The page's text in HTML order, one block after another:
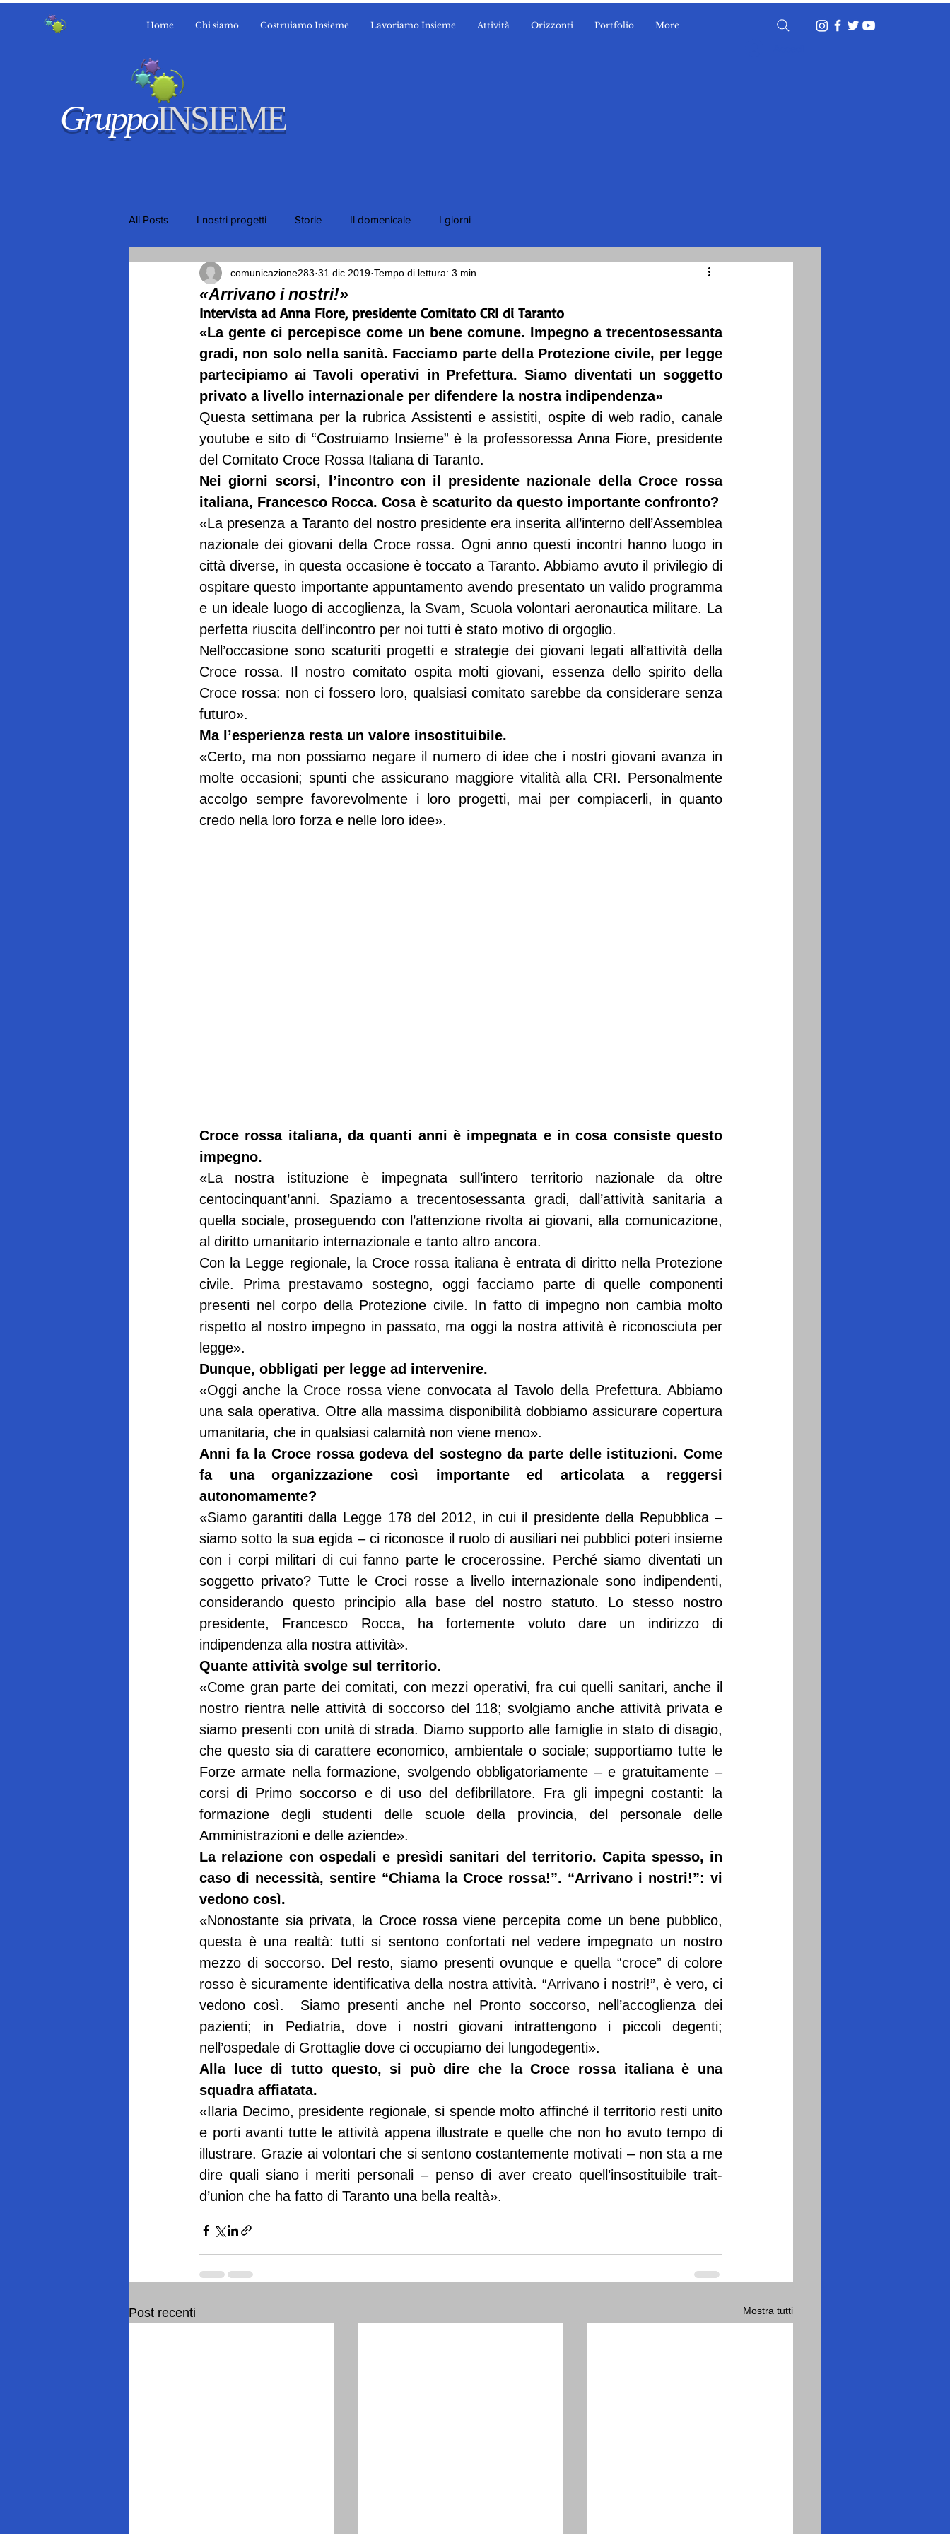
GruppoINSIEME
Home Chi siamo Costruiamo Insieme Lavoriamo Insieme Attività Orizzonti Portfolio More
All Posts I nostri progetti Storie Il domenicale I giorni
«Arrivano i nostri!»
comunicazione283 31 dic 2019 Tempo di lettura: 3 min
Intervista ad Anna Fiore, presidente Comitato CRI di Taranto
«La gente ci percepisce come un bene comune. Impegno a trecentosessanta
gradi, non solo nella sanità. Facciamo parte della Protezione civile, per legge
partecipiamo ai Tavoli operativi in Prefettura. Siamo diventati un soggetto
privato a livello internazionale per difendere la nostra indipendenza»
Questa settimana per la rubrica Assistenti e assistiti, ospite di web radio, canale
youtube e sito di “Costruiamo Insieme” è la professoressa Anna Fiore, presidente
del Comitato Croce Rossa Italiana di Taranto.
Nei giorni scorsi, l’incontro con il presidente nazionale della Croce rossa
italiana, Francesco Rocca. Cosa è scaturito da questo importante confronto?
«La presenza a Taranto del nostro presidente era inserita all’interno dell’Assemblea
nazionale dei giovani della Croce rossa. Ogni anno questi incontri hanno luogo in
città diverse, in questa occasione è toccato a Taranto. Abbiamo avuto il privilegio di
ospitare questo importante appuntamento avendo presentato un valido programma
e un ideale luogo di accoglienza, la Svam, Scuola volontari aeronautica militare. La
perfetta riuscita dell’incontro per noi tutti è stato motivo di orgoglio.
Nell’occasione sono scaturiti progetti e strategie dei giovani legati all’attività della
Croce rossa. Il nostro comitato ospita molti giovani, essenza dello spirito della
Croce rossa: non ci fossero loro, qualsiasi comitato sarebbe da considerare senza
futuro».
Ma l’esperienza resta un valore insostituibile.
«Certo, ma non possiamo negare il numero di idee che i nostri giovani avanza in
molte occasioni; spunti che assicurano maggiore vitalità alla CRI. Personalmente
accolgo sempre favorevolmente i loro progetti, mai per compiacerli, in quanto
credo nella loro forza e nelle loro idee».
Croce rossa italiana, da quanti anni è impegnata e in cosa consiste questo
impegno.
«La nostra istituzione è impegnata sull’intero territorio nazionale da oltre
centocinquant’anni. Spaziamo a trecentosessanta gradi, dall’attività sanitaria a
quella sociale, proseguendo con l’attenzione rivolta ai giovani, alla comunicazione,
al diritto umanitario internazionale e tanto altro ancora.
Con la Legge regionale, la Croce rossa italiana è entrata di diritto nella Protezione
civile. Prima prestavamo sostegno, oggi facciamo parte di quelle componenti
presenti nel corpo della Protezione civile. In fatto di impegno non cambia molto
rispetto al nostro impegno in passato, ma oggi la nostra attività è riconosciuta per
legge».
Dunque, obbligati per legge ad intervenire.
«Oggi anche la Croce rossa viene convocata al Tavolo della Prefettura. Abbiamo
una sala operativa. Oltre alla massima disponibilità dobbiamo assicurare copertura
umanitaria, che in qualsiasi calamità non viene meno».
Anni fa la Croce rossa godeva del sostegno da parte delle istituzioni. Come
fa una organizzazione così importante ed articolata a reggersi
autonomamente?
«Siamo garantiti dalla Legge 178 del 2012, in cui il presidente della Repubblica –
siamo sotto la sua egida – ci riconosce il ruolo di ausiliari nei pubblici poteri insieme
con i corpi militari di cui fanno parte le crocerossine. Perché siamo diventati un
soggetto privato? Tutte le Croci rosse a livello internazionale sono indipendenti,
considerando questo principio alla base del nostro statuto. Lo stesso nostro
presidente, Francesco Rocca, ha fortemente voluto dare un indirizzo di
indipendenza alla nostra attività».
Quante attività svolge sul territorio.
«Come gran parte dei comitati, con mezzi operativi, fra cui quelli sanitari, anche il
nostro rientra nelle attività di soccorso del 118; svolgiamo anche attività privata e
siamo presenti con unità di strada. Diamo supporto alle famiglie in stato di disagio,
che questo sia di carattere economico, ambientale o sociale; supportiamo tutte le
Forze armate nella formazione, svolgendo obbligatoriamente – e gratuitamente –
corsi di Primo soccorso e di uso del defibrillatore. Fra gli impegni costanti: la
formazione degli studenti delle scuole della provincia, del personale delle
Amministrazioni e delle aziende».
La relazione con ospedali e presìdi sanitari del territorio. Capita spesso, in
caso di necessità, sentire “Chiama la Croce rossa!”. “Arrivano i nostri!”: vi
vedono così.
«Nonostante sia privata, la Croce rossa viene percepita come un bene pubblico,
questa è una realtà: tutti si sentono confortati nel vedere impegnato un nostro
mezzo di soccorso. Del resto, siamo presenti ovunque e quella “croce” di colore
rosso è sicuramente identificativa della nostra attività. “Arrivano i nostri!”, è vero, ci
vedono così.  Siamo presenti anche nel Pronto soccorso, nell’accoglienza dei
pazienti; in Pediatria, dove i nostri giovani intrattengono i piccoli degenti;
nell’ospedale di Grottaglie dove ci occupiamo dei lungodegenti».
Alla luce di tutto questo, si può dire che la Croce rossa italiana è una
squadra affiatata.
«Ilaria Decimo, presidente regionale, si spende molto affinché il territorio resti unito
e porti avanti tutte le attività appena illustrate e quelle che non ho avuto tempo di
illustrare. Grazie ai volontari che si sentono costantemente motivati – non sta a me
dire quali siano i meriti personali – penso di aver creato quell’insostituibile trait-
d’union che ha fatto di Taranto una bella realtà».
Post recenti Mostra tutti